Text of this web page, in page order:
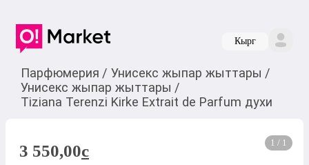
Кырг
Парфюмерия / Унисекс жыпар жыттары /
Унисекс жыпар жыттары /
Tiziana Terenzi Kirke Extrait de Parfum духи
1 / 1
3 550,00c